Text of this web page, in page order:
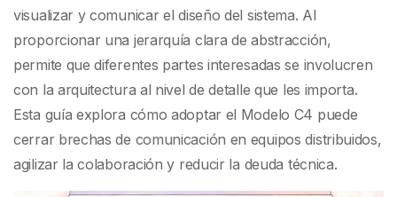
visualizar y comunicar el diseño del sistema. Al
proporcionar una jerarquía clara de abstracción,
permite que diferentes partes interesadas se involucren
con la arquitectura al nivel de detalle que les importa.
Esta guía explora cómo adoptar el Modelo C4 puede
cerrar brechas de comunicación en equipos distribuidos,
agilizar la colaboración y reducir la deuda técnica.